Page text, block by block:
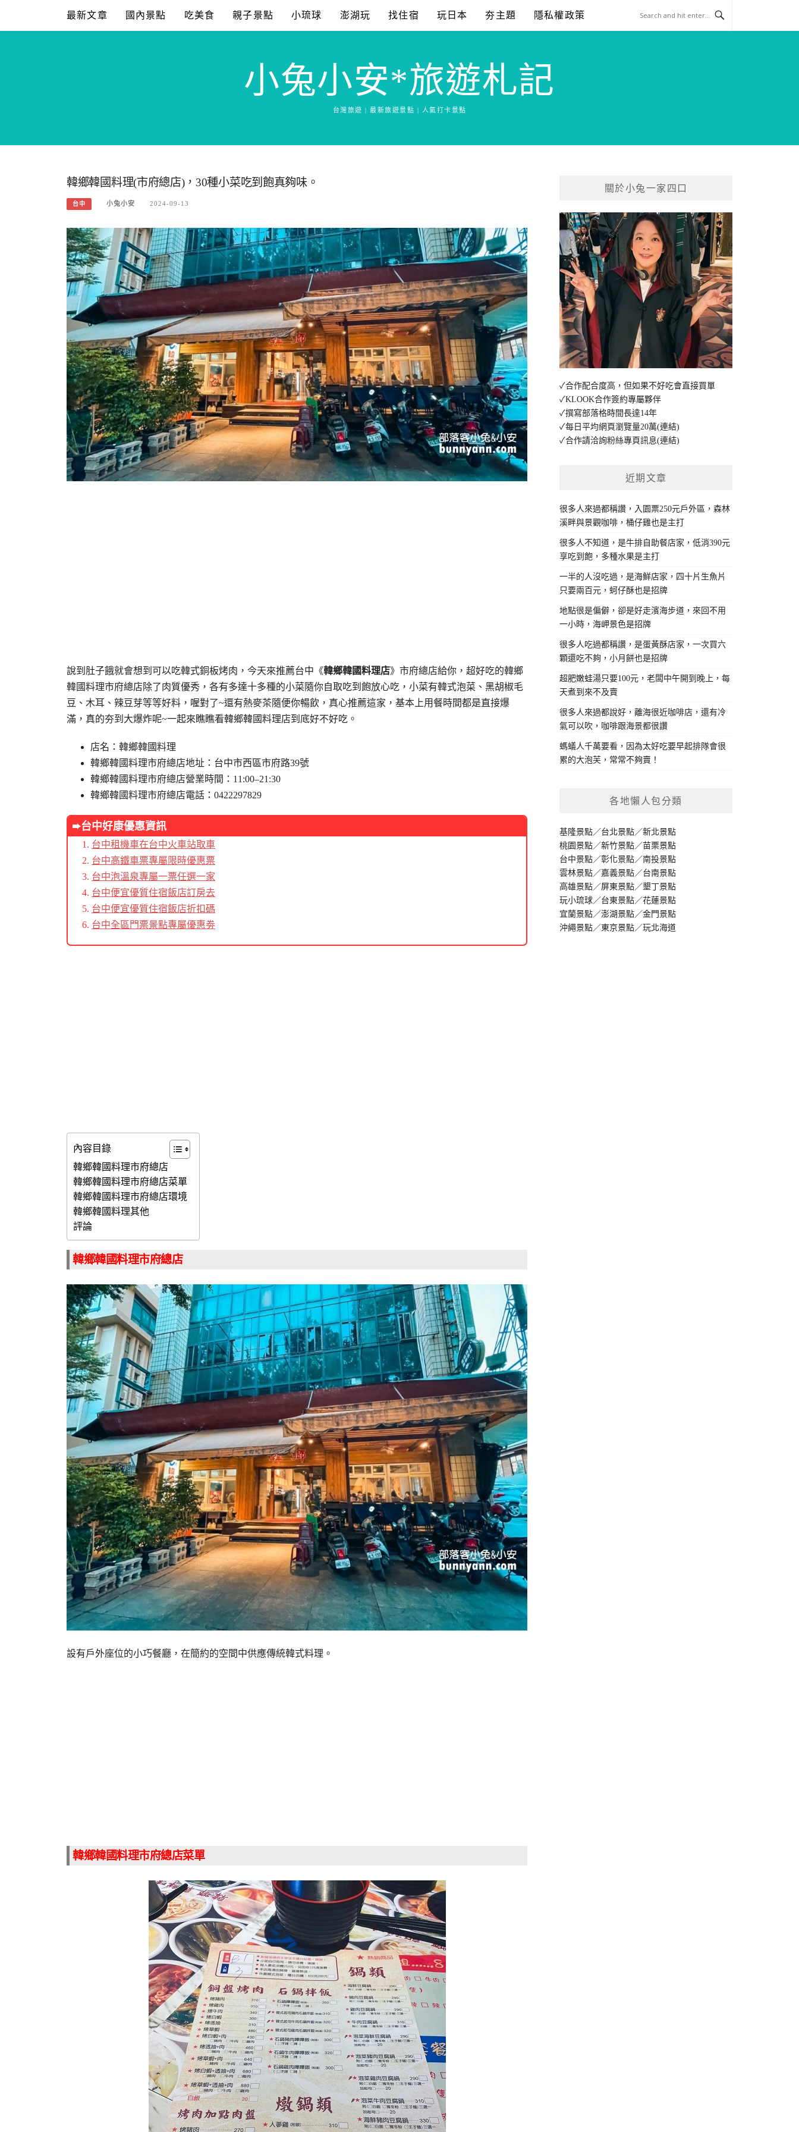
content
最新文章 國內景點 吃美食 親子景點 小琉球 澎湖玩 找住宿 玩日本 夯主題 隱私權政策
小兔小安*旅遊札記
台灣旅遊 | 最新旅遊景點 | 人氣打卡景點
韓鄉韓國料理(市府總店)，30種小菜吃到飽真夠味。
台中 小兔小安 2024-09-13
說到肚子餓就會想到可以吃韓式銅板烤肉，今天來推薦台中《韓鄉韓國料理店》市府總店給你，超好吃的韓鄉
韓國料理市府總店除了肉質優秀，各有多達十多種的小菜隨你自取吃到飽放心吃，小菜有韓式泡菜、黑胡椒毛
豆、木耳、辣豆芽等等好料，喔對了~還有熱麥茶隨便你暢飲，真心推薦這家，基本上用餐時間都是直接爆
滿，真的夯到大爆炸呢~一起來瞧瞧看韓鄉韓國料理店到底好不好吃。
店名：韓鄉韓國料理
韓鄉韓國料理市府總店地址：台中市西區市府路39號
韓鄉韓國料理市府總店營業時間：11:00–21:30
韓鄉韓國料理市府總店電話：0422297829
➨台中好康優惠資訊
台中租機車在台中火車站取車
台中高鐵車票專屬限時優惠票
台中泡溫泉專屬一票任選一家
台中便宜優質住宿飯店訂房去
台中便宜優質住宿飯店折扣碼
台中全區門票景點專屬優惠劵
內容目錄
韓鄉韓國料理市府總店
韓鄉韓國料理市府總店菜單
韓鄉韓國料理市府總店環境
韓鄉韓國料理其他
評論
韓鄉韓國料理市府總店
設有戶外座位的小巧餐廳，在簡約的空間中供應傳統韓式料理。
韓鄉韓國料理市府總店菜單
關於小兔一家四口
✓合作配合度高，但如果不好吃會直接買單
✓KLOOK合作簽約專屬夥伴
✓撰寫部落格時間長達14年
✓每日平均網頁瀏覽量20萬(連結)
✓合作請洽詢粉絲專頁訊息(連結)
近期文章
很多人來過都稱讚，入園票250元戶外區，森林
溪畔與景觀咖啡，桶仔雞也是主打
很多人不知道，是牛排自助餐店家，低消390元
享吃到飽，多種水果是主打
一半的人沒吃過，是海鮮店家，四十片生魚片
只要兩百元，蚵仔酥也是招牌
地點很是偏僻，卻是好走濱海步道，來回不用
一小時，海岬景色是招牌
很多人吃過都稱讚，是蛋黃酥店家，一次買六
顆還吃不夠，小月餅也是招牌
超肥嫩蛙湯只要100元，老闆中午開到晚上，每
天煮到來不及賣
很多人來過都說好，離海很近咖啡店，還有冷
氣可以吹，咖啡跟海景都很讚
螞蟻人千萬要看，因為太好吃要早起排隊會很
累的大泡芙，常常不夠賣！
各地懶人包分類
基隆景點／台北景點／新北景點
桃園景點／新竹景點／苗栗景點
台中景點／彰化景點／南投景點
雲林景點／嘉義景點／台南景點
高雄景點／屏東景點／墾丁景點
玩小琉球／台東景點／花蓮景點
宜蘭景點／澎湖景點／金門景點
沖繩景點／東京景點／玩北海道